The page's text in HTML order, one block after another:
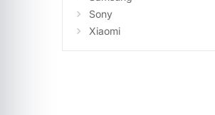
Sony
Xiaomi